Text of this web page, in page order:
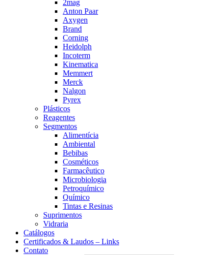
2mag
Anton Paar
Axygen
Brand
Corning
Heidolph
Incoterm
Kinematica
Memmert
Merck
Nalgon
Pyrex
Plásticos
Reagentes
Segmentos
Alimentícia
Ambiental
Bebibas
Cosméticos
Farmacêutico
Microbiologia
Petroquímico
Químico
Tintas e Resinas
Suprimentos
Vidraria
Catálogos
Certificados & Laudos – Links
Contato